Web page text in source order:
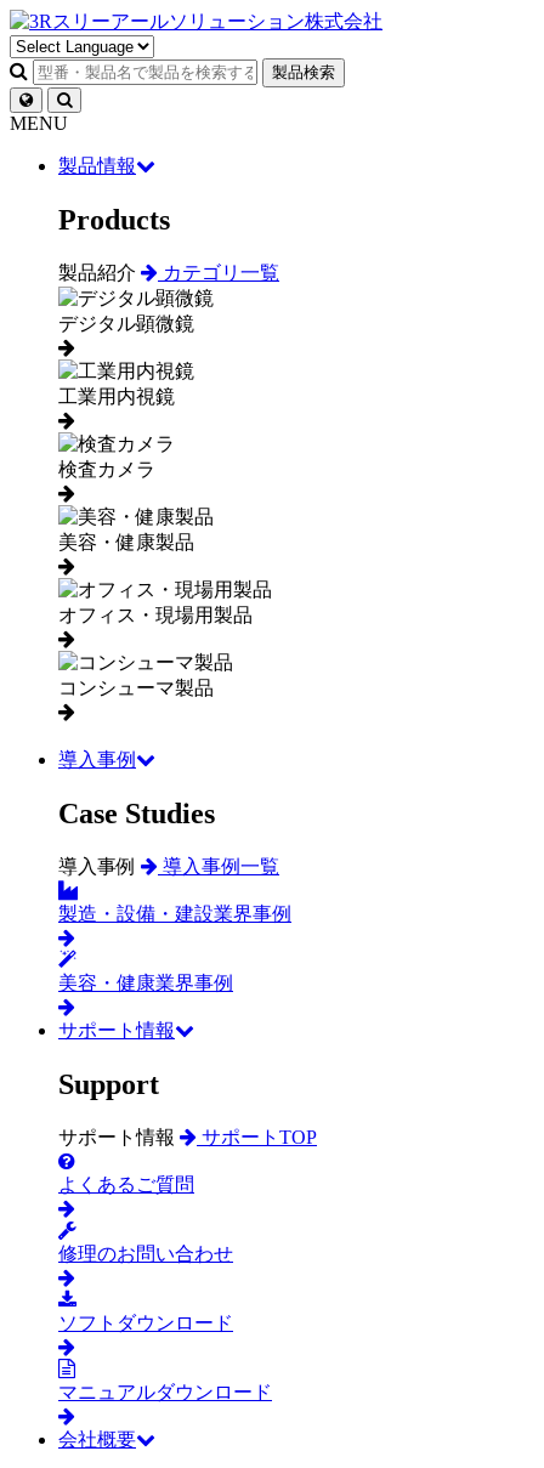
製品検索
MENU
製品情報
Products
製品紹介 カテゴリ一覧
デジタル顕微鏡
工業用内視鏡
検査カメラ
美容・健康製品
オフィス・現場用製品
コンシューマ製品
導入事例
Case Studies
導入事例 導入事例一覧
製造・設備・建設業界事例
美容・健康業界事例
サポート情報
Support
サポート情報 サポートTOP
よくあるご質問
修理のお問い合わせ
ソフトダウンロード
マニュアルダウンロード
会社概要